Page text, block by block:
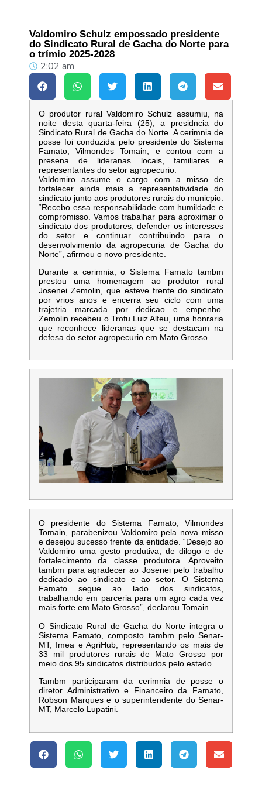
Valdomiro Schulz empossado presidente
do Sindicato Rural de Gacha do Norte para
o trímio 2025-2028
2:02 am
O produtor rural Valdomiro Schulz assumiu, na
noite desta quarta-feira (25), a presidncia do
Sindicato Rural de Gacha do Norte. A cerimnia de
posse foi conduzida pelo presidente do Sistema
Famato, Vilmondes Tomain, e contou com a
presena de lideranas locais, familiares e
representantes do setor agropecurio.
Valdomiro assume o cargo com a misso de
fortalecer ainda mais a representatividade do
sindicato junto aos produtores rurais do municpio.
“Recebo essa responsabilidade com humildade e
compromisso. Vamos trabalhar para aproximar o
sindicato dos produtores, defender os interesses
do setor e continuar contribuindo para o
desenvolvimento da agropecuria de Gacha do
Norte”, afirmou o novo presidente.
Durante a cerimnia, o Sistema Famato tambm
prestou uma homenagem ao produtor rural
Josenei Zemolin, que esteve frente do sindicato
por vrios anos e encerra seu ciclo com uma
trajetria marcada por dedicao e empenho.
Zemolin recebeu o Trofu Luiz Alfeu, uma honraria
que reconhece lideranas que se destacam na
defesa do setor agropecurio em Mato Grosso.
O presidente do Sistema Famato, Vilmondes
Tomain, parabenizou Valdomiro pela nova misso
e desejou sucesso frente da entidade. “Desejo ao
Valdomiro uma gesto produtiva, de dilogo e de
fortalecimento da classe produtora. Aproveito
tambm para agradecer ao Josenei pelo trabalho
dedicado ao sindicato e ao setor. O Sistema
Famato segue ao lado dos sindicatos,
trabalhando em parceria para um agro cada vez
mais forte em Mato Grosso”, declarou Tomain.
O Sindicato Rural de Gacha do Norte integra o
Sistema Famato, composto tambm pelo Senar-
MT, Imea e AgriHub, representando os mais de
33 mil produtores rurais de Mato Grosso por
meio dos 95 sindicatos distribudos pelo estado.
Tambm participaram da cerimnia de posse o
diretor Administrativo e Financeiro da Famato,
Robson Marques e o superintendente do Senar-
MT, Marcelo Lupatini.